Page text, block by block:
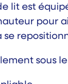
lit est
pour
se
sous